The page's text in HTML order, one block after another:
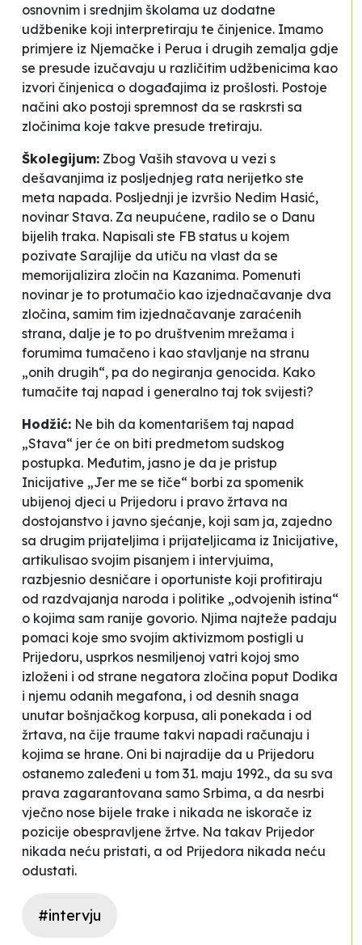
osnovnim i srednjim školama uz dodatne
udžbenike koji interpretiraju te činjenice. Imamo
primjere iz Njemačke i Perua i drugih zemalja gdje
se presude izučavaju u različitim udžbenicima kao
izvori činjenica o događajima iz prošlosti. Postoje
načini ako postoji spremnost da se raskrsti sa
zločinima koje takve presude tretiraju.
Školegijum: Zbog Vaših stavova u vezi s
dešavanjima iz posljednjeg rata nerijetko ste
meta napada. Posljednji je izvršio Nedim Hasić,
novinar Stava. Za neupućene, radilo se o Danu
bijelih traka. Napisali ste FB status u kojem
pozivate Sarajlije da utiču na vlast da se
memorijalizira zločin na Kazanima. Pomenuti
novinar je to protumačio kao izjednačavanje dva
zločina, samim tim izjednačavanje zaraćenih
strana, dalje je to po društvenim mrežama i
forumima tumačeno i kao stavljanje na stranu
„onih drugih“, pa do negiranja genocida. Kako
tumačite taj napad i generalno taj tok svijesti?
Hodžić: Ne bih da komentarišem taj napad
„Stava“ jer će on biti predmetom sudskog
postupka. Međutim, jasno je da je pristup
Inicijative „Jer me se tiče“ borbi za spomenik
ubijenoj djeci u Prijedoru i pravo žrtava na
dostojanstvo i javno sjećanje, koji sam ja, zajedno
sa drugim prijateljima i prijateljicama iz Inicijative,
artikulisao svojim pisanjem i intervjuima,
razbjesnio desničare i oportuniste koji profitiraju
od razdvajanja naroda i politike „odvojenih istina“
o kojima sam ranije govorio. Njima najteže padaju
pomaci koje smo svojim aktivizmom postigli u
Prijedoru, usprkos nesmiljenoj vatri kojoj smo
izloženi i od strane negatora zločina poput Dodika
i njemu odanih megafona, i od desnih snaga
unutar bošnjačkog korpusa, ali ponekada i od
žrtava, na čije traume takvi napadi računaju i
kojima se hrane. Oni bi najradije da u Prijedoru
ostanemo zaleđeni u tom 31. maju 1992., da su sva
prava zagarantovana samo Srbima, a da nesrbi
vječno nose bijele trake i nikada ne iskorače iz
pozicije obespravljene žrtve. Na takav Prijedor
nikada neću pristati, a od Prijedora nikada neću
odustati.
#intervju